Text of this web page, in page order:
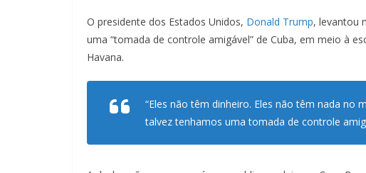
O presidente dos Estados Unidos, Donald Trump, levantou
uma “tomada de controle amigável” de Cuba, em meio à
Havana.
“Eles não têm dinheiro. Eles não têm nada
talvez tenhamos uma tomada de controle